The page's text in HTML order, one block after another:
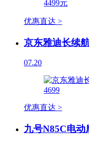
优惠直达 >
京东雅迪长续
07.20
优惠直达 >
九号N85C电动